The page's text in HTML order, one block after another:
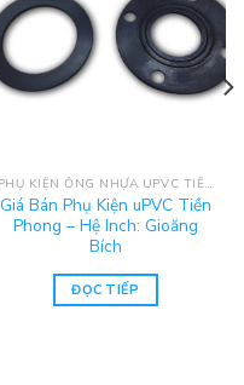
PHỤ KIỆN ỐNG NHỰA UPVC TIỀN PHONG
Giá Bán Phụ Kiện uPVC Tiền
Phong – Hệ Inch: Gioăng
Bích
ĐỌC TIẾP